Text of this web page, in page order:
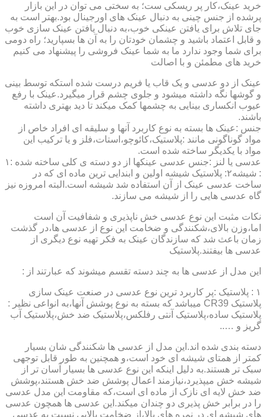
خرید عینک،کار پر ریسکی ست؛ به سختی می توان در این بازار
پرشده از جنس چینی به دنبال عینک های اورجینال بود.بهتر است به
جای تلاش برای یافتن عینکی خوب،به دنبال یافتن عینک سازی خوب
و قابل اعتماد باشید و چشمان خودتان را به آن ها بسپارید؛ راه دومی
برای شما وجود ندارد ما به شما عینک فروشی را پیشنهاد می کنیم
خرید های مطمئن و با اصالت
عینک از دو عدسی و یک قاب یا فریم درست شده استکه توسط بینی
و گوشها نگه داشته میشود و جلوی چشم قرار میگیرد.عینک با رفع
عیوب انکساری بینایی به چشمها کمک میکند تا دید بهتری داشته
باشند.
جنس :عینک ها بسته به نوع کاربرد آنها و سلیقه ای افراد خاص از
مواد گوناگونی مانند :پلاستیک،کائوچو،استات،فلز و یا ترکیب این
مواد با یکدیگر ساخته شده است.
عدسی یا لنز :جنس عدسی عینکها از دو دسته ی کلی ساخته شده :۱
: شیشه۲: پلاستیک شیشه اولین و ابندایی ترین ماده ای که در
ساخت عدسی عینک از آن استفاده شد شیشه است.البته امروزه نیز
گاه عدسی هایی را از شیشه می سازند.
نکات مثبت این نوع عدسی خش ناپذیری و شفافیت آن است
اما،وزن بالای،شکنندگی و ضخامت این نوع از عدسی ها،در گذشت
زمان باعث شد که سازندگان عینک به فکر تهیه نوع دیگری از
عدسی ها بیفتند.پلاستیک
این مدل از عدسی ها به چند دسته تقسم میشوند که عبارتند از :
۱ : پلاستیک :پر کاربرد ترین نوع عدسی در صنعت عینک سازی
پلاستیک CR39 میباشد که بسته به نوع پوشش آنها،به انواعی نظیر :
پلاستیک ساده،پلاستیک آنتی رفلکس،پلاستیک ضد خش،پلاستیک آب
گریز و …..
دسته بندی شده اند.این مدل از عدسی ها شکنندگی شان بسیار
کمتر از همتای شیشه ای خود است،و همچنین به طور قابل توجهی
سبک تر هستند.به دلیل اینکه این نوع عدسی ها بسیار آسان تر از
شیشه خش میپذیرد،نیازمند اعمال پوشش ضد خش هستند،پوشش
ضد خش لایه ای نازک از ماده ای است،که مقاومت این مدل عدسی
را در برابر خش پذیری دو چندان میکند.این عدسی ها همچون عدسی
های شیشه ای در نمره های بالا،از ضخامت بالایی نسبت به عدسی